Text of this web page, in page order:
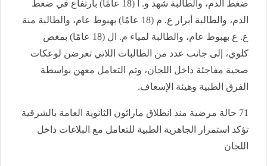
ضغط الدم، والطالبة شهد و. أ (18 عامًا) بارتفاع في ضغط
الدم، والطالبة أبرار ع. م (18 عامًا) بهبوط عام، والطالبة منة
ع. ع بهبوط عام، والطالبة لمياء م. ال (18 عامًا) بمغص
كلوي، إلى جانب عدد من الطالبات اللاتي تعرضن لوعكات
صحية مفاجئة داخل اللجان، وتم التعامل معهن بواسطة
الفرق الطبية وهيئة الإسعاف.
71 حالة مرضية منذ انطلاق ماراثون الثانوية العامة بالشرقية
تؤكد استمرار الجاهزية الطبية للتعامل مع البلاغات داخل
اللجان